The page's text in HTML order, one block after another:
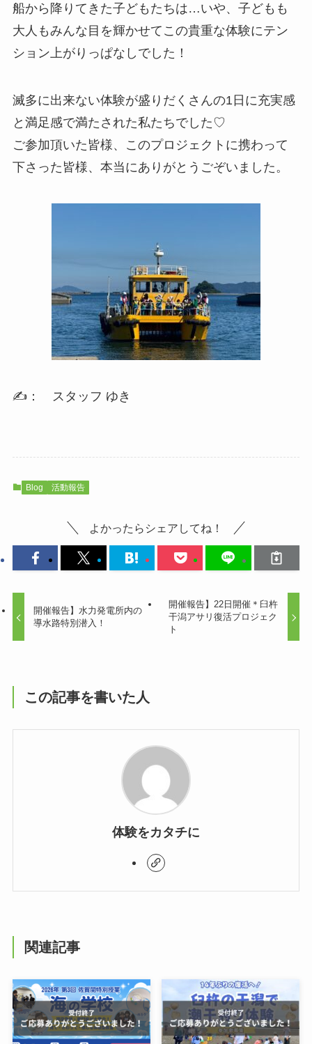
船から降りてきた子どもたちは…いや、子どもも
大人もみんな目を輝かせてこの貴重な体験にテン
ション上がりっぱなしでした！
滅多に出来ない体験が盛りだくさんの1日に充実感
と満足感で満たされた私たちでした♡
ご参加頂いた皆様、このプロジェクトに携わって
下さった皆様、本当にありがとうごぞいました。
✍️： スタッフ ゆき
Blog 活動報告
よかったらシェアしてね！
開催報告】水力発電所内の
導水路特別潜入！
開催報告】22日開催＊臼杵
干潟アサリ復活プロジェク
ト
この記事を書いた人
体験をカタチに
関連記事